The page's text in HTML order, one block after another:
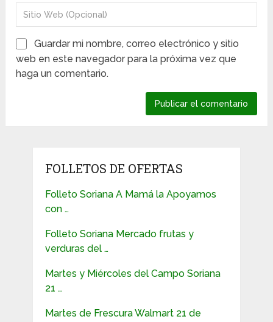
Guardar mi nombre, correo electrónico y sitio
web en este navegador para la próxima vez que
haga un comentario.
FOLLETOS DE OFERTAS
Folleto Soriana A Mamá la Apoyamos
con …
Folleto Soriana Mercado frutas y
verduras del …
Martes y Miércoles del Campo Soriana
21 …
Martes de Frescura Walmart 21 de